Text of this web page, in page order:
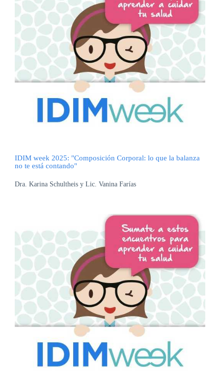
IDIM week 2025: "Composición Corporal: lo que la balanza
no te está contando"
Dra. Karina Schultheis y Lic. Vanina Farías